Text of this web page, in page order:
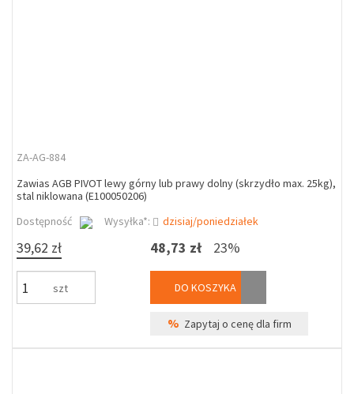
ZA-AG-884
Zawias AGB PIVOT lewy górny lub prawy dolny (skrzydło max. 25kg),
stal niklowana (E100050206)
Dostępność
Wysyłka*: dzisiaj/poniedziałek
39,62 zł
szt
48,73 zł 23%
DO KOSZYKA
% Zapytaj o cenę dla firm